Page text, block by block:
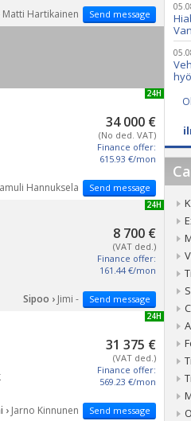
Send message
Matti Hartikainen
NEW 24H
34 000 €
(No ded. VAT)
Finance offer:
615.93 €/mon
Send message
Hannuksela
NEW 24H
8 700 €
(VAT ded.)
Finance offer:
161.44 €/mon
Send message
Sipoo › Jimi -
NEW 24H
31 375 €
(VAT ded.)
Finance offer:
569.23 €/mon
Send message
› Jarno Kinnunen